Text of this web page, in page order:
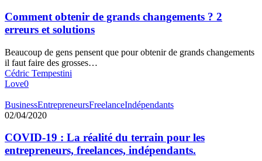
Comment obtenir de grands changements ? 2
erreurs et solutions
Beaucoup de gens pensent que pour obtenir de grands changements
il faut faire des grosses…
Cédric Tempestini
Love0
BusinessEntrepreneursFreelanceIndépendants
02/04/2020
COVID-19 : La réalité du terrain pour les
entrepreneurs, freelances, indépendants.